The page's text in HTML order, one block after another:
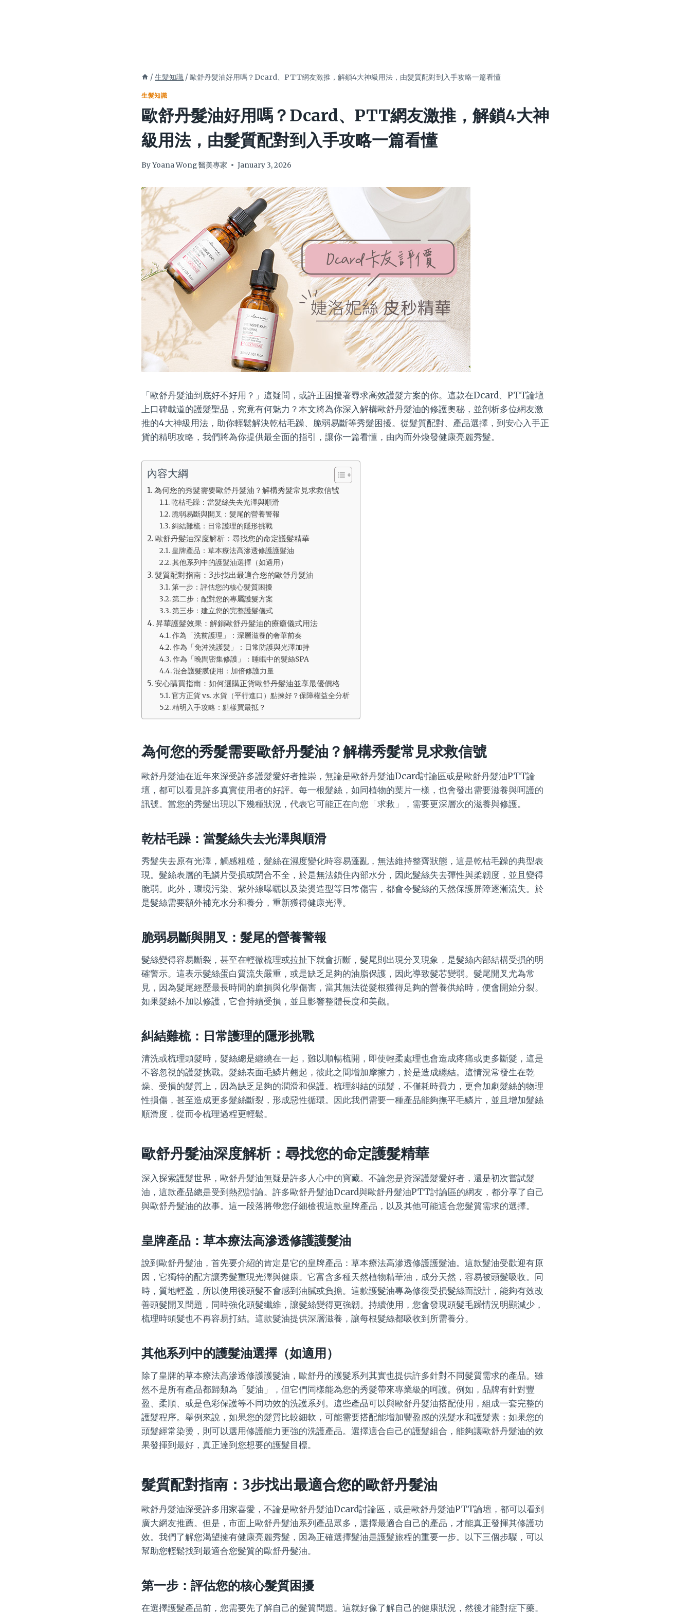
/ 生髮知識 / 歐舒丹髮油好用嗎？Dcard、PTT網友激推，解鎖4大神級用法，由髮質配對到入手攻略一篇看懂
生髮知識
歐舒丹髮油好用嗎？Dcard、PTT網友激推，解鎖4大神
級用法，由髮質配對到入手攻略一篇看懂
ByYoana Wong 醫美專家 January 3, 2026
「歐舒丹髮油到底好不好用？」這疑問，或許正困擾著尋求高效護髮方案的你。這款在Dcard、PTT論壇
上口碑載道的護髮聖品，究竟有何魅力？本文將為你深入解構歐舒丹髮油的修護奧秘，並剖析多位網友激
推的4大神級用法，助你輕鬆解決乾枯毛躁、脆弱易斷等秀髮困擾。從髮質配對、產品選擇，到安心入手正
貨的精明攻略，我們將為你提供最全面的指引，讓你一篇看懂，由內而外煥發健康亮麗秀髮。
內容大綱
為何您的秀髮需要歐舒丹髮油？解構秀髮常見求救信號
乾枯毛躁：當髮絲失去光澤與順滑
脆弱易斷與開叉：髮尾的營養警報
糾結難梳：日常護理的隱形挑戰
歐舒丹髮油深度解析：尋找您的命定護髮精華
皇牌產品：草本療法高滲透修護護髮油
其他系列中的護髮油選擇（如適用）
髮質配對指南：3步找出最適合您的歐舒丹髮油
第一步：評估您的核心髮質困擾
第二步：配對您的專屬護髮方案
第三步：建立您的完整護髮儀式
昇華護髮效果：解鎖歐舒丹髮油的療癒儀式用法
作為「洗前護理」：深層滋養的奢華前奏
作為「免沖洗護髮」：日常防護與光澤加持
作為「晚間密集修護」：睡眠中的髮絲SPA
混合護髮膜使用：加倍修護力量
安心購買指南：如何選購正貨歐舒丹髮油並享最優價格
官方正貨 vs. 水貨（平行進口）點揀好？保障權益全分析
精明入手攻略：點樣買最抵？
為何您的秀髮需要歐舒丹髮油？解構秀髮常見求救信號
歐舒丹髮油在近年來深受許多護髮愛好者推崇，無論是歐舒丹髮油Dcard討論區或是歐舒丹髮油PTT論
壇，都可以看見許多真實使用者的好評。每一根髮絲，如同植物的葉片一樣，也會發出需要滋養與呵護的
訊號。當您的秀髮出現以下幾種狀況，代表它可能正在向您「求救」，需要更深層次的滋養與修護。
乾枯毛躁：當髮絲失去光澤與順滑
秀髮失去原有光澤，觸感粗糙，髮絲在濕度變化時容易蓬亂，無法維持整齊狀態，這是乾枯毛躁的典型表
現。髮絲表層的毛鱗片受損或閉合不全，於是無法鎖住內部水分，因此髮絲失去彈性與柔韌度，並且變得
脆弱。此外，環境污染、紫外線曝曬以及染燙造型等日常傷害，都會令髮絲的天然保護屏障逐漸流失。於
是髮絲需要額外補充水分和養分，重新獲得健康光澤。
脆弱易斷與開叉：髮尾的營養警報
髮絲變得容易斷裂，甚至在輕微梳理或拉扯下就會折斷，髮尾則出現分叉現象，是髮絲內部結構受損的明
確警示。這表示髮絲蛋白質流失嚴重，或是缺乏足夠的油脂保護，因此導致髮芯變弱。髮尾開叉尤為常
見，因為髮尾經歷最長時間的磨損與化學傷害，當其無法從髮根獲得足夠的營養供給時，便會開始分裂。
如果髮絲不加以修護，它會持續受損，並且影響整體長度和美觀。
糾結難梳：日常護理的隱形挑戰
清洗或梳理頭髮時，髮絲總是纏繞在一起，難以順暢梳開，即使輕柔處理也會造成疼痛或更多斷髮，這是
不容忽視的護髮挑戰。髮絲表面毛鱗片翹起，彼此之間增加摩擦力，於是造成纏結。這情況常發生在乾
燥、受損的髮質上，因為缺乏足夠的潤滑和保護。梳理糾結的頭髮，不僅耗時費力，更會加劇髮絲的物理
性損傷，甚至造成更多髮絲斷裂，形成惡性循環。因此我們需要一種產品能夠撫平毛鱗片，並且增加髮絲
順滑度，從而令梳理過程更輕鬆。
歐舒丹髮油深度解析：尋找您的命定護髮精華
深入探索護髮世界，歐舒丹髮油無疑是許多人心中的寶藏。不論您是資深護髮愛好者，還是初次嘗試髮
油，這款產品總是受到熱烈討論。許多歐舒丹髮油Dcard與歐舒丹髮油PTT討論區的網友，都分享了自己
與歐舒丹髮油的故事。這一段落將帶您仔細檢視這款皇牌產品，以及其他可能適合您髮質需求的選擇。
皇牌產品：草本療法高滲透修護護髮油
說到歐舒丹髮油，首先要介紹的肯定是它的皇牌產品：草本療法高滲透修護護髮油。這款髮油受歡迎有原
因，它獨特的配方讓秀髮重現光澤與健康。它富含多種天然植物精華油，成分天然，容易被頭髮吸收。同
時，質地輕盈，所以使用後頭髮不會感到油膩或負擔。這款護髮油專為修復受損髮絲而設計，能夠有效改
善頭髮開叉問題，同時強化頭髮纖維，讓髮絲變得更強韌。持續使用，您會發現頭髮毛躁情況明顯減少，
梳理時頭髮也不再容易打結。這款髮油提供深層滋養，讓每根髮絲都吸收到所需養分。
其他系列中的護髮油選擇（如適用）
除了皇牌的草本療法高滲透修護護髮油，歐舒丹的護髮系列其實也提供許多針對不同髮質需求的產品。雖
然不是所有產品都歸類為「髮油」，但它們同樣能為您的秀髮帶來專業級的呵護。例如，品牌有針對豐
盈、柔順、或是色彩保護等不同功效的洗護系列。這些產品可以與歐舒丹髮油搭配使用，組成一套完整的
護髮程序。舉例來說，如果您的髮質比較細軟，可能需要搭配能增加豐盈感的洗髮水和護髮素；如果您的
頭髮經常染燙，則可以選用修護能力更強的洗護產品。選擇適合自己的護髮組合，能夠讓歐舒丹髮油的效
果發揮到最好，真正達到您想要的護髮目標。
髮質配對指南：3步找出最適合您的歐舒丹髮油
歐舒丹髮油深受許多用家喜愛，不論是歐舒丹髮油Dcard討論區，或是歐舒丹髮油PTT論壇，都可以看到
廣大網友推薦。但是，市面上歐舒丹髮油系列產品眾多，選擇最適合自己的產品，才能真正發揮其修護功
效。我們了解您渴望擁有健康亮麗秀髮，因為正確選擇髮油是護髮旅程的重要一步。以下三個步驟，可以
幫助您輕鬆找到最適合您髮質的歐舒丹髮油。
第一步：評估您的核心髮質困擾
在選擇護髮產品前，您需要先了解自己的髮質問題。這就好像了解自己的健康狀況，然後才能對症下藥。